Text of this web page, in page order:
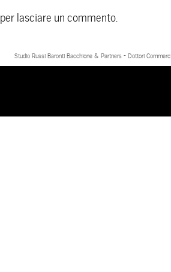
per lasciare un commento.
Studio Russi Baronti Bacchione & Partners - Dottori